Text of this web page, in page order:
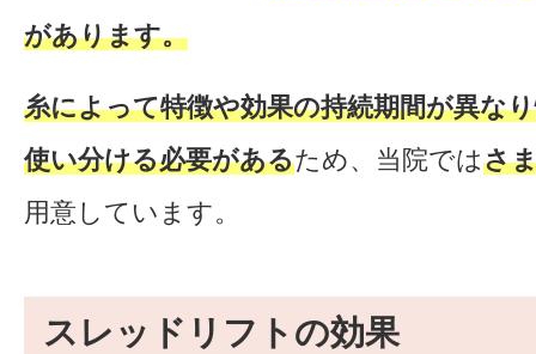
があります。
糸によって特徴や効果の持続期間が異な
使い分ける必要があるため、当院ではさ
用意しています。
スレッドリフトの効果